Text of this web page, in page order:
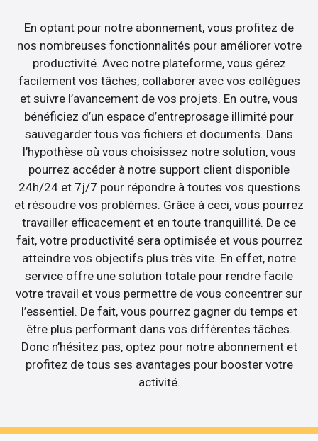
En optant pour notre abonnement, vous profitez de
nos nombreuses fonctionnalités pour améliorer votre
productivité. Avec notre plateforme, vous gérez
facilement vos tâches, collaborer avec vos collègues
et suivre l’avancement de vos projets. En outre, vous
bénéficiez d’un espace d’entreprosage illimité pour
sauvegarder tous vos fichiers et documents. Dans
l’hypothèse où vous choisissez notre solution, vous
pourrez accéder à notre support client disponible
24h/24 et 7j/7 pour répondre à toutes vos questions
et résoudre vos problèmes. Grâce à ceci, vous pourrez
travailler efficacement et en toute tranquillité. De ce
fait, votre productivité sera optimisée et vous pourrez
atteindre vos objectifs plus très vite. En effet, notre
service offre une solution totale pour rendre facile
votre travail et vous permettre de vous concentrer sur
l’essentiel. De fait, vous pourrez gagner du temps et
être plus performant dans vos différentes tâches.
Donc n’hésitez pas, optez pour notre abonnement et
profitez de tous ses avantages pour booster votre
activité.